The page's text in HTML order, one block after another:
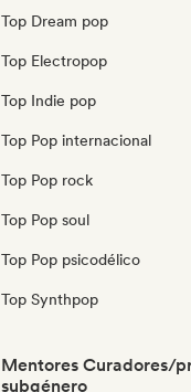
Top Dream pop
Top Electropop
Top Indie pop
Top Pop internacional
Top Pop rock
Top Pop soul
Top Pop psicodélico
Top Synthpop
Mentores Curadores/
subgénero